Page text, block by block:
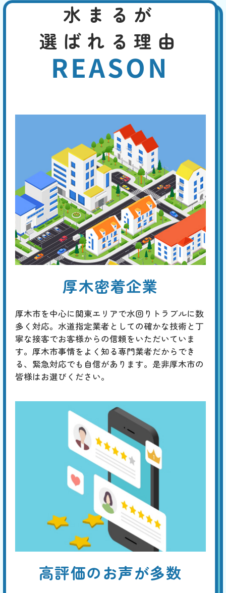
トイレの水がとまらない
基本料
3,000 円 W
EB
限
定
割
作業費
2,200円
合計 2,200
便器や手洗い管の水が流れっぱなしの場合は、トイレタンク内の機器の
い。
手洗い管から水がでない
基本料
3,000円 W
EB
限
定
割
引
作業費
3,300 円
部品代
0円〜
合計 3,300 円〜
トイレタンクのレバーやボタンを押しても水が流れない場合は、内蔵フ
ィルターの目詰まり、ジャバラホースの異常、タンク内のボールタップ
の故障、ダイヤフラムの故障などが原因と考えられます。 先ずはタン
クのフタを開けて内部を点検し、どの部分が原因かを特定してくださ
い。
基本料
3,000円 W
定
割
引
作業費
4,400
合計 4,400円〜
「チョロチョロ」「カラカラ」「シューシュー」はタンク内の部品の劣
化、「ゴボゴボ」「ゴー」「ブーン」は配管のつまりや劣化、「ゴンゴ
ン」「ガンッ」は水道管内圧力の急激な変化によるウォーターハンマー
現象、「コンコン」「カンカン」は冬場に発生する排水管の膨張などが
原因と考えられます。専門の業者による適切な対策が必要です。
水まるが
選ばれる理由
REASON
厚木密着企業
厚木市を中心に関東エリアで水回りトラブルに数
多く対応。水道指定業者としての確かな技術と丁
寧な接客でお客様からの信頼をいただいていま
す。厚木市事情をよく知る専門業者だからでき
る、緊急対応でも自信があります。是非厚木市の
皆様はお選びください。
高評価のお声が多数